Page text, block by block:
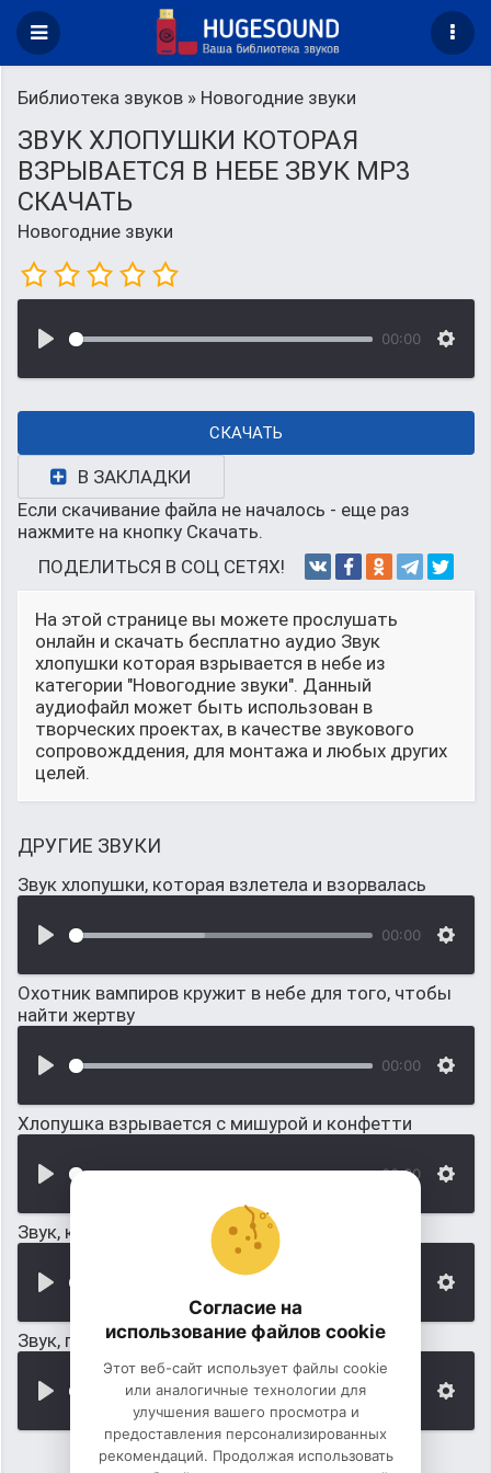
Библиотека звуков » Новогодние звуки
ЗВУК ХЛОПУШКИ КОТОРАЯ
ВЗРЫВАЕТСЯ В НЕБЕ ЗВУК MP3
СКАЧАТЬ
Новогодние звуки
00:00
СКАЧАТЬ
В ЗАКЛАДКИ
Если скачивание файла не началось - еще раз
нажмите на кнопку Скачать.
ПОДЕЛИТЬСЯ В СОЦ СЕТЯХ!
На этой странице вы можете прослушать
онлайн и скачать бесплатно аудио Звук
хлопушки которая взрывается в небе из
категории "Новогодние звуки". Данный
аудиофайл может быть использован в
творческих проектах, в качестве звукового
сопровожддения, для монтажа и любых других
целей.
ДРУГИЕ ЗВУКИ
Звук хлопушки, которая взлетела и взорвалась
00:00
Охотник вампиров кружит в небе для того, чтобы
найти жертву
00:00
Хлопушка взрывается с мишурой и конфетти
00:00
Звук, когда взрывается граната
Звук, где взрывается мощная граната
Согласие на
использование файлов cookie
Этот веб-сайт использует файлы cookie
или аналогичные технологии для
улучшения вашего просмотра и
предоставления персонализированных
рекомендаций. Продолжая использовать